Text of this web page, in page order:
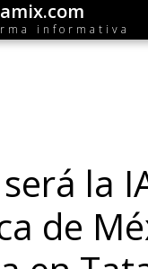
informativa
la
de